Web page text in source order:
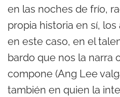
en las noches de frío,
propia historia en sí,
en este caso, en el
bardo que nos la narra
compone (Ang Lee
también en quien la